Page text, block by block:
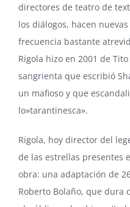
directores de teatro de
los diálogos, hacen
frecuencia bastante
Rigola hizo en 2001 de
sangrienta que escribió
un mafioso y que
lo»tarantinesca».
Rigola, hoy director del
de las estrellas presentes
obra: una adaptación de
Roberto Bolaño, que dura